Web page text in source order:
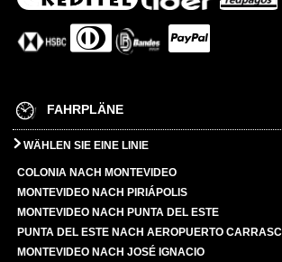
FAHRPLÄNE
WÄHLEN SIE EINE LINIE
COLONIA NACH MONTEVIDEO
MONTEVIDEO NACH PIRIÁPOLIS
MONTEVIDEO NACH PUNTA DEL ESTE
PUNTA DEL ESTE NACH AEROPUERTO
MONTEVIDEO NACH JOSÉ IGNACIO